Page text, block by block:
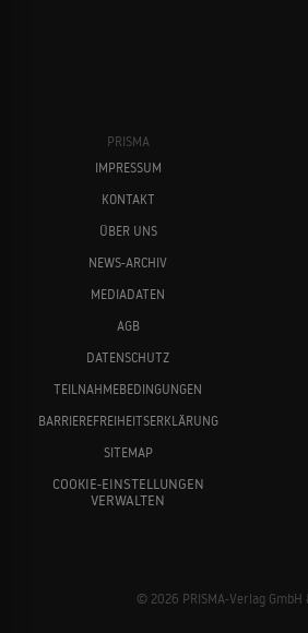
PRISMA
IMPRESSUM
KONTAKT
ÜBER UNS
NEWS-ARCHIV
MEDIADATEN
AGB
DATENSCHUTZ
TEILNAHMEBEDINGUNGEN
BARRIEREFREIHEITSERKLÄRUNG
SITEMAP
COOKIE-EINSTELLUNGEN
VERWALTEN
© 2026 PRISMA-Verlag GmbH